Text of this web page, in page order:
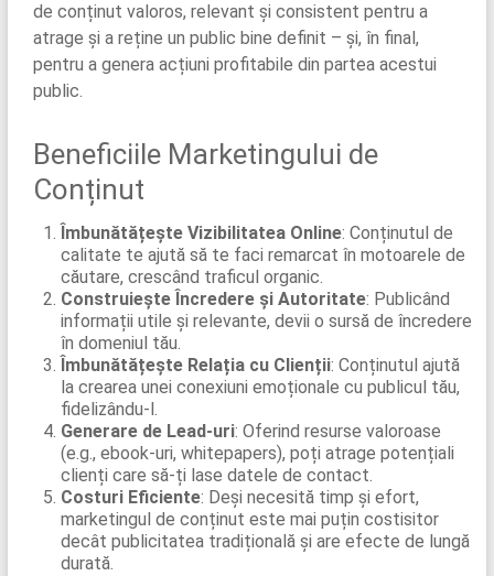
de conținut valoros, relevant și consistent pentru a
atrage și a reține un public bine definit – și, în final,
pentru a genera acțiuni profitabile din partea acestui
public.
Beneficiile Marketingului de
Conținut
Îmbunătățește Vizibilitatea Online: Conținutul de
calitate te ajută să te faci remarcat în motoarele de
căutare, crescând traficul organic.
Construiește Încredere și Autoritate: Publicând
informații utile și relevante, devii o sursă de încredere
în domeniul tău.
Îmbunătățește Relația cu Clienții: Conținutul ajută
la crearea unei conexiuni emoționale cu publicul tău,
fidelizându-l.
Generare de Lead-uri: Oferind resurse valoroase
(e.g., ebook-uri, whitepapers), poți atrage potențiali
clienți care să-ți lase datele de contact.
Costuri Eficiente: Deși necesită timp și efort,
marketingul de conținut este mai puțin costisitor
decât publicitatea tradițională și are efecte de lungă
durată.